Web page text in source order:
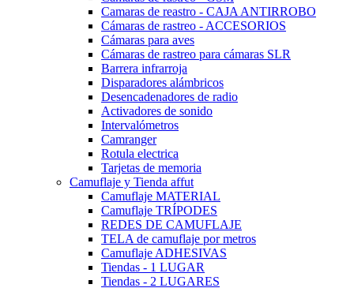
Camaras de reastro - CAJA ANTIRROBO
Cámaras de rastreo - ACCESORIOS
Cámaras para aves
Cámaras de rastreo para cámaras SLR
Barrera infrarroja
Disparadores alámbricos
Desencadenadores de radio
Activadores de sonido
Intervalómetros
Camranger
Rotula electrica
Tarjetas de memoria
Camuflaje y Tienda affut
Camuflaje MATERIAL
Camuflaje TRÍPODES
REDES DE CAMUFLAJE
TELA de camuflaje por metros
Camuflaje ADHESIVAS
Tiendas - 1 LUGAR
Tiendas - 2 LUGARES